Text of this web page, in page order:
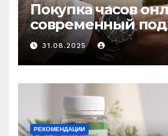
Покупка часов
современный
выбору
31.08.2025
РЕКОМЕНДАЦИИ